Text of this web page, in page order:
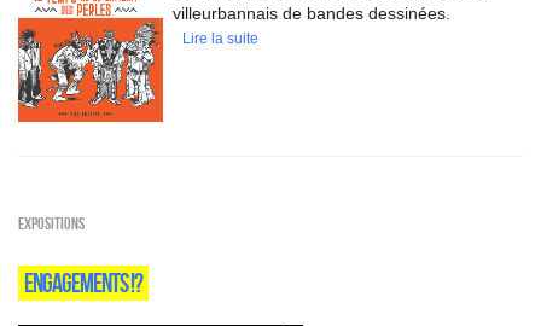
villeurbannais de bandes dessinées.
Lire la suite
EXPOSITIONS
ENGAGEMENTS !?